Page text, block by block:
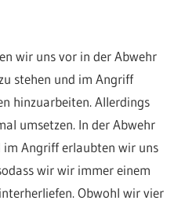
wir uns vor in der Abwehr
stehen und im Angriff
hinzuarbeiten. Allerdings
umsetzen. In der Abwehr
im Angriff erlaubten wir uns
wir wir immer einem
Obwohl wir vier